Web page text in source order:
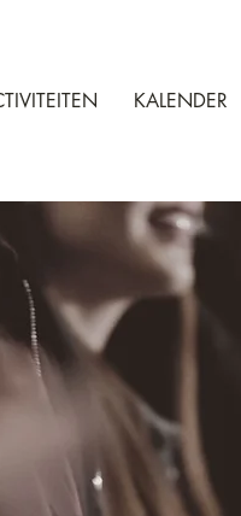
KALENDER